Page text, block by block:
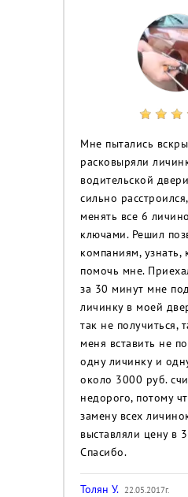
Мне пытались
расковыряли
водительской
сильно
менять все 6
ключами. Решил
компаниям, узнать,
помочь мне.
за 30 минут мне
личинку в моей
так не получиться,
меня вставить не
одну личинку и
около 3000 руб.
недорого, потому
замену всех
выставляли цену в
Спасибо.
Толян У. 22.05.2017г.